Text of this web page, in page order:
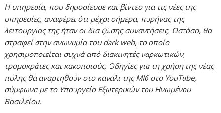
Η υπηρεσία, που δημοσίευσε και βίντεο για τις νέες της
υπηρεσίες, αναφέρει ότι μέχρι σήμερα, πυρήνας της
λειτουργίας της ήταν οι δια ζώσης συναντήσεις. Ωστόσο, θα
στραφεί στην ανωνυμία του dark web, το οποίο
χρησιμοποιείται συχνά από διακινητές ναρκωτικών,
τρομοκράτες και κακοποιούς. Οδηγίες για τη χρήση της νέας
πύλης θα αναρτηθούν στο κανάλι της MI6 στο YouTube,
σύμφωνα με το Υπουργείο Εξωτερικών του Ηνωμένου
Βασιλείου.